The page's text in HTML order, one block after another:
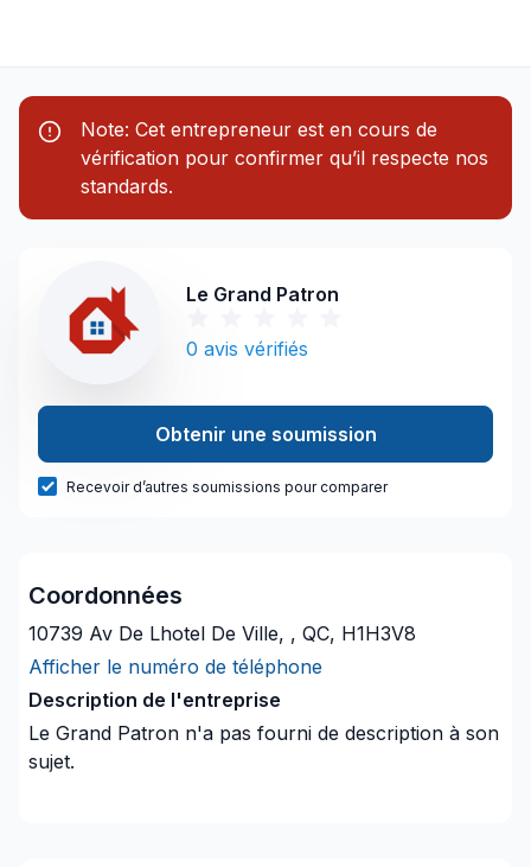
Note: Cet entrepreneur est en cours de
vérification pour confirmer qu’il respecte nos
standards.
Le Grand Patron
0 avis vérifiés
Obtenir une soumission
Recevoir d’autres soumissions pour comparer
Coordonnées
10739 Av De Lhotel De Ville, , QC, H1H3V8
Afficher le numéro de téléphone
Description de l'entreprise
Le Grand Patron n'a pas fourni de description à son
sujet.